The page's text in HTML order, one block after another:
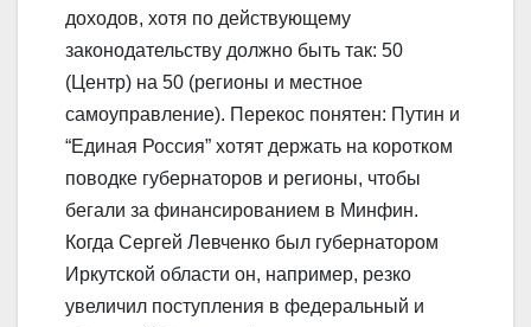
доходов, хотя по действующему
законодательству должно быть так: 50
(Центр) на 50 (регионы и местное
самоуправление). Перекос понятен: Путин и
“Единая Россия” хотят держать на коротком
поводке губернаторов и регионы, чтобы
бегали за финансированием в Минфин.
Когда Сергей Левченко был губернатором
Иркутской области он, например, резко
увеличил поступления в федеральный и